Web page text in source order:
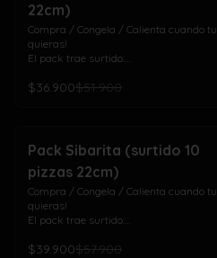
22cm)
Compra / Congela / Calienta cuando tu
quieras!
El pack trae surtido:
tocino)
$36.900$51.900
Pack Sibarita (surtido 10
pizzas 22cm)
Compra / Congela / Calienta cuando tu
quieras!
El pack trae surtido:
dulce)
$39.900$57.900